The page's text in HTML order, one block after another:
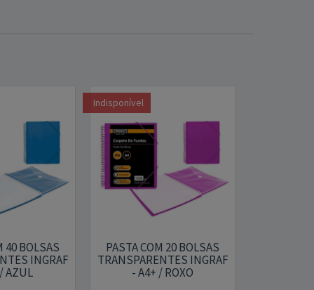
40 BOLSAS
INGRAF
AZUL
Indisponível
PASTA COM 20 BOLSAS
TRANSPARENTES INGRAF
- A4+ / ROXO